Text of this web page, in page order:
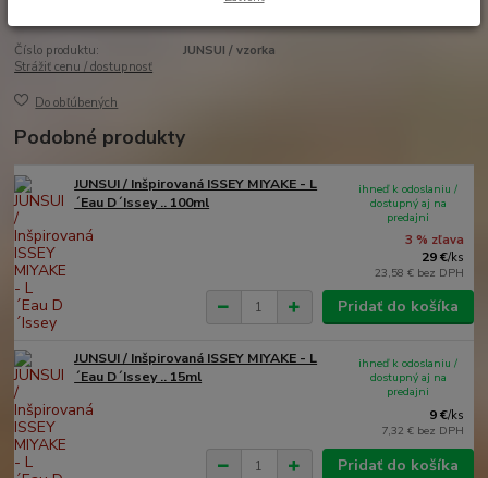
Číslo produktu:
JUNSUI / vzorka
Strážiť cenu / dostupnosť
Do obľúbených
Podobné produkty
JUNSUI / Inšpirovaná ISSEY MIYAKE - L
´Eau D´Issey .. 100ml
3 % zľava
29 €/ks
23,58 € bez DPH
ihneď k odoslaniu /
dostupný aj na
predajni
Pridať do košíka
JUNSUI / Inšpirovaná ISSEY MIYAKE - L
´Eau D´Issey .. 15ml
9 €/ks
7,32 € bez DPH
ihneď k odoslaniu /
dostupný aj na
predajni
Pridať do košíka